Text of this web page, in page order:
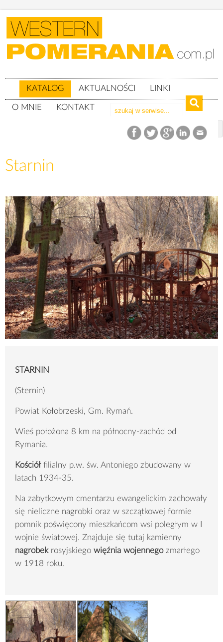
KATALOG AKTUALNOŚCI LINKI
O MNIE KONTAKT
woj. zachodniopomorskie
Starnin
STARNIN
(Sternin)
Powiat Kołobrzeski, Gm. Rymań.
Wieś położona 8 km na północny-zachód od
Rymania.
Kościółfilialny p.w. św. Antoniego zbudowany w
latach 1934-35.
Na zabytkowym cmentarzu ewangelickim zachowały
się nieliczne nagrobki oraz w szczątkowej formie
pomnik poświęcony mieszkańcom wsi poległym w I
wojnie światowej. Znajduje się tutaj kamienny
nagrobekrosyjskiego więźnia wojennegozmarłego
w 1918 roku.